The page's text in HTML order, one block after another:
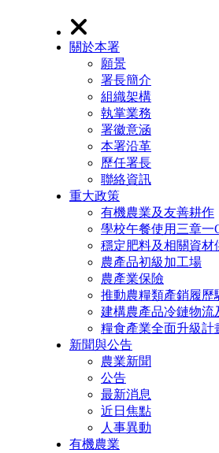
關於本署
願景
署長簡介
組織架構
執掌業務
署徽意涵
本署沿革
歷任署長
聯絡資訊
重大政策
有機農業及友善耕作
學校午餐使用三章一
穩定肥料及相關資材
農產品初級加工場
農產業保險
推動農糧類產銷履歷
建構農產品冷鏈物流
糧食產業全面升級計
新聞與公告
農業新聞
公告
最新消息
近日焦點
人事異動
有機農業